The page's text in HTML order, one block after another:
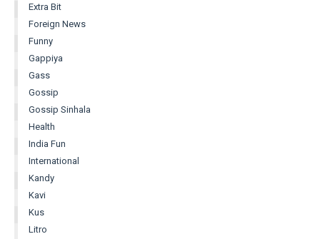
Extra Bit
Foreign News
Funny
Gappiya
Gass
Gossip
Gossip Sinhala
Health
India Fun
International
Kandy
Kavi
Kus
Litro